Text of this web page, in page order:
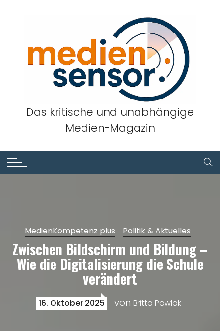
Das kritische und unabhängige
Medien-Magazin
MedienKompetenz plus Politik & Aktuelles
Zwischen Bildschirm und Bildung –
Wie die Digitalisierung die Schule
verändert
16. Oktober 2025 von Britta Pawlak